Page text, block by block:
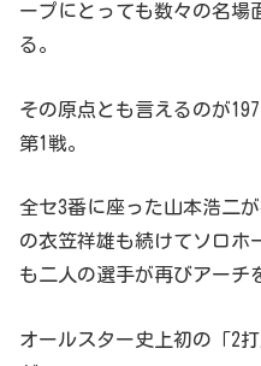
ープにとっても数々の名場
る。
その原点とも言えるのが
第1戦。
全セ3番に座った山本浩二
の衣笠祥雄も続けてソロホ
も二人の選手が再びアーチ
オールスター史上初の「2